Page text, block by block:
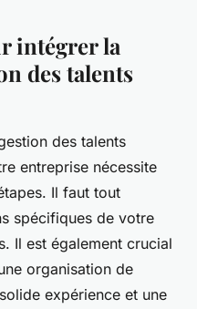
intégrer la
des talents
des talents
entreprise nécessite
Il faut tout
spécifiques de votre
Il est également crucial
organisation de
expérience et une